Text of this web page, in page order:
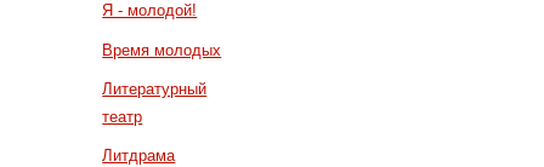
Я - молодой!
Время молодых
Литературный
театр
Литдрама